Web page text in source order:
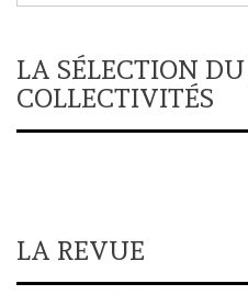
LA SÉLECTION DU
COLLECTIVITÉS
LA REVUE